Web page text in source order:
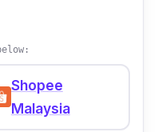
Shopee
Malaysia